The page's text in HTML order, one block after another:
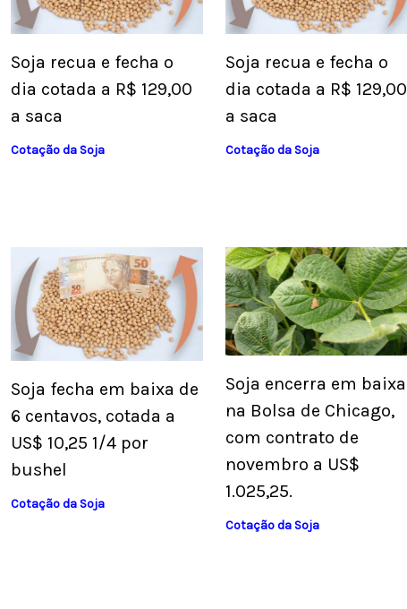
Soja recua e fecha o
dia cotada a R$ 129,00
a saca
Cotação da Soja
Soja recua e fecha o
dia cotada a R$ 129,00
a saca
Cotação da Soja
Soja fecha em baixa de
6 centavos, cotada a
US$ 10,25 1/4 por
bushel
Cotação da Soja
Soja encerra em baixa
na Bolsa de Chicago,
com contrato de
novembro a US$
1.025,25.
Cotação da Soja